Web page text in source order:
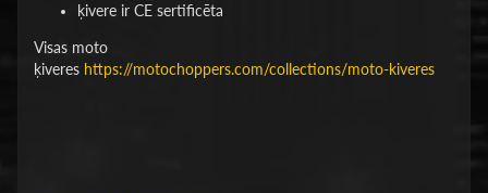
ķivere ir CE sertificēta
Visas moto
ķiveres https://motochoppers.com/collections/moto-kiveres